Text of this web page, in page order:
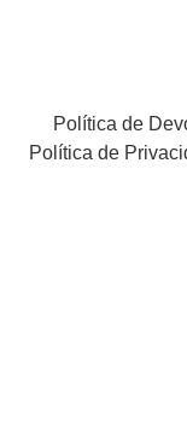
Política de
Política de